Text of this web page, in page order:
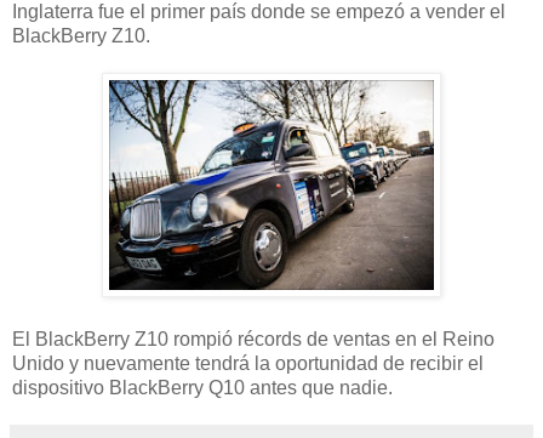
Inglaterra fue el primer país donde se empezó a vender el
BlackBerry Z10.
El BlackBerry Z10 rompió récords de ventas en el Reino
Unido y nuevamente tendrá la oportunidad de recibir el
dispositivo BlackBerry Q10 antes que nadie.